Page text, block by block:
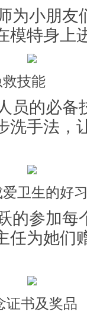
为小朋友
模特身上
技能
员的必备
洗手法，
卫生的好
的参加每
任为她们
证书及奖品